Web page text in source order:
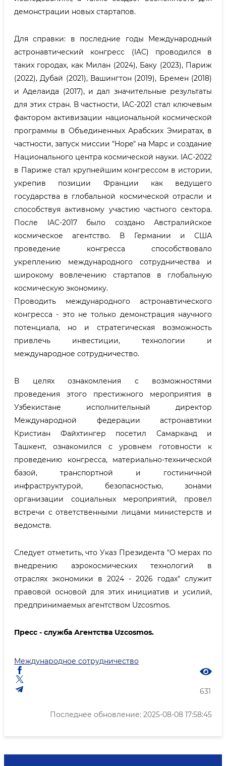
демонстрации новых стартапов.
Для справки: в последние годы Международный
астронавтический конгресс (IAC) проводился в
таких городах, как Милан (2024), Баку (2023), Париж
(2022), Дубай (2021), Вашингтон (2019), Бремен (2018)
и Аделаида (2017), и дал значительные результаты
для этих стран. В частности, IAC-2021 стал ключевым
фактором активизации национальной космической
программы в Объединенных Арабских Эмиратах, в
частности, запуск миссии "Hope" на Марс и создание
Национального центра космической науки. IAC-2022
в Париже стал крупнейшим конгрессом в истории,
укрепив позиции Франции как ведущего
государства в глобальной космической отрасли и
способствуя активному участию частного сектора.
После IAC-2017 было создано Австралийское
космическое агентство. В Германии и США
проведение конгресса способствовало
укреплению международного сотрудничества и
широкому вовлечению стартапов в глобальную
космическую экономику.
Проводить международного астронавтического
конгресса - это не только демонстрация научного
потенциала, но и стратегическая возможность
привлечь инвестиции, технологии и
международное сотрудничество.
В целях ознакомления с возможностями
проведения этого престижного мероприятия в
Узбекистане исполнительный директор
Международной федерации астронавтики
Кристиан Файхтингер посетил Самарканд и
Ташкент, ознакомился с уровнем готовности к
проведению конгресса, материально-технической
базой, транспортной и гостиничной
инфраструктурой, безопасностью, зонами
организации социальных мероприятий, провел
встречи с ответственными лицами министерств и
ведомств.
Следует отметить, что Указ Президента "О мерах по
внедрению аэрокосмических технологий в
отраслях экономики в 2024 - 2026 годах" служит
правовой основой для этих инициатив и усилий,
предпринимаемых агентством Uzcosmos.
Пресс - служба Агентства Uzcosmos.
Международное сотрудничество
631
Последнее обновление: 2025-08-08 17:58:45